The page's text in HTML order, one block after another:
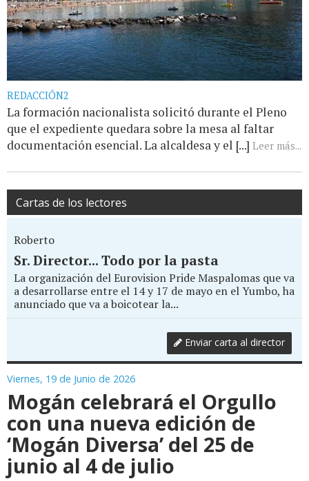
REDACCIÓN2
La formación nacionalista solicitó durante el Pleno
que el expediente quedara sobre la mesa al faltar
documentación esencial. La alcaldesa y el [...] Leer más...
Cartas de los lectores
Roberto
Sr. Director... Todo por la pasta
La organización del Eurovision Pride Maspalomas que va
a desarrollarse entre el 14 y 17 de mayo en el Yumbo, ha
anunciado que va a boicotear la...
Enviar carta al director
Viernes, 19 de Junio de 2026
Mogán celebrará el Orgullo
con una nueva edición de
‘Mogán Diversa’ del 25 de
junio al 4 de julio